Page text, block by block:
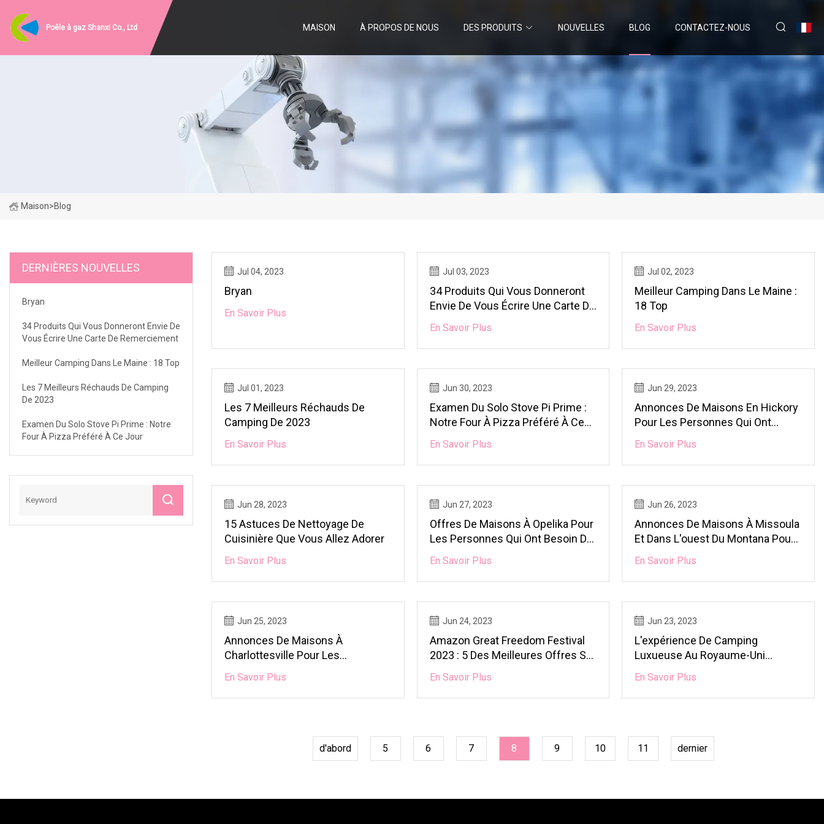
Poêle à gaz Shanxi Co., Ltd MAISON À PROPOS DE NOUS DES PRODUITS NOUVELLES BLOG CONTACTEZ-NOUS
Maison>Blog
DERNIÈRES NOUVELLES
Bryan
34 Produits Qui Vous Donneront Envie De
Vous Écrire Une Carte De Remerciement
Meilleur Camping Dans Le Maine : 18 Top
Les 7 Meilleurs Réchauds De Camping
De 2023
Examen Du Solo Stove Pi Prime : Notre
Four À Pizza Préféré À Ce Jour
Jul 04, 2023
Bryan
En Savoir Plus
Jul 03, 2023
34 Produits Qui Vous Donneront
Envie De Vous Écrire Une Carte De
En Savoir Plus
Jul 02, 2023
Meilleur Camping Dans Le Maine :
18 Top
En Savoir Plus
Jul 01, 2023
Les 7 Meilleurs Réchauds De
Camping De 2023
En Savoir Plus
Jun 30, 2023
Examen Du Solo Stove Pi Prime :
Notre Four À Pizza Préféré À Ce
En Savoir Plus
Jun 29, 2023
Annonces De Maisons En Hickory
Pour Les Personnes Qui Ont
Vie
En Savoir Plus
Jun 28, 2023
15 Astuces De Nettoyage De
Cuisinière Que Vous Allez Adorer
En Savoir Plus
Jun 27, 2023
Offres De Maisons À Opelika Pour
Les Personnes Qui Ont Besoin De
En Savoir Plus
Jun 26, 2023
Annonces De Maisons À Missoula
Et Dans L'ouest Du Montana Pour
Beaucoup D'espace De Vie
En Savoir Plus
Jun 25, 2023
Annonces De Maisons À
Charlottesville Pour Les
Beaucoup D'espace De Vie
En Savoir Plus
Jun 24, 2023
Amazon Great Freedom Festival
2023 : 5 Des Meilleures Offres Sur
Votre Cuisine
En Savoir Plus
Jun 23, 2023
L'expérience De Camping
Luxueuse Au Royaume-Uni
En Savoir Plus
d'abord 5 6 7 8 9 10 11 dernier